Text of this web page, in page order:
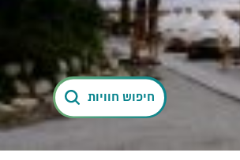
חיפוש חוויות